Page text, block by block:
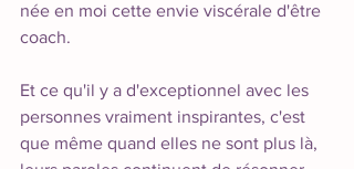
née en moi cette envie viscérale d'être
coach.
Et ce qu'il y a d'exceptionnel avec les
personnes vraiment inspirantes, c'est
que même quand elles ne sont plus là,